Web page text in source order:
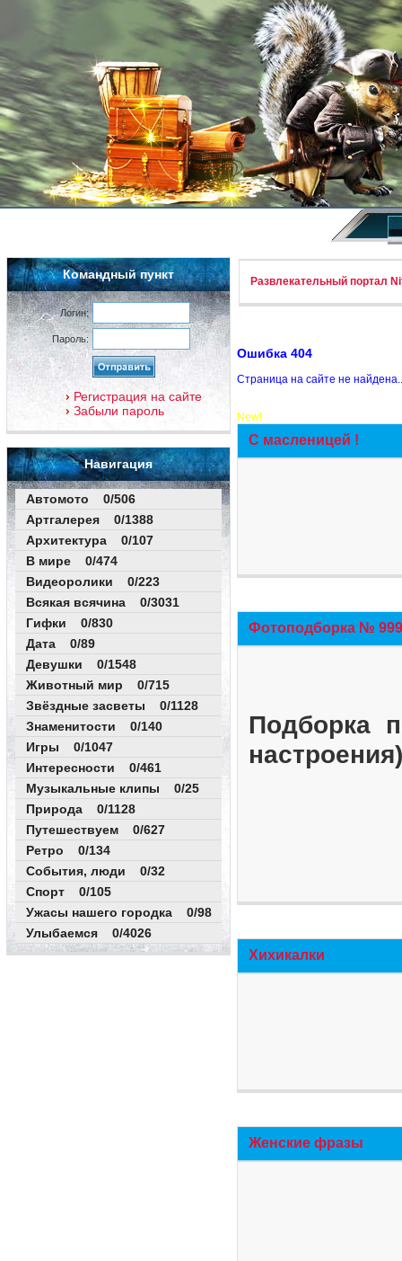
Командный пункт
Логин:
Пароль:
Регистрация на сайте
Забыли пароль
Навигация
Автомото 0/506
Артгалерея 0/1388
Архитектура 0/107
В мире 0/474
Видеоролики 0/223
Всякая всячина 0/3031
Гифки 0/830
Дата 0/89
Девушки 0/1548
Животный мир 0/715
Звёздные засветы 0/1128
Знаменитости 0/140
Игры 0/1047
Интересности 0/461
Музыкальные клипы 0/25
Природа 0/1128
Путешествуем 0/627
Ретро 0/134
События, люди 0/32
Спорт 0/105
Ужасы нашего городка 0/98
Улыбаемся 0/4026
Развлекательный портал
Ошибка 404
Страница на сайте не
New!
С масленицей !
Фотоподборка №
Подборка
Хихикалки
Женские фразы